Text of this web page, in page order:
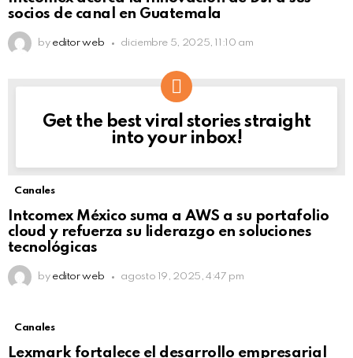
socios de canal en Guatemala
by editor web diciembre 5, 2025, 11:10 am
NEWSLETTER
Get the best viral stories straight
into your inbox!
Canales
Intcomex México suma a AWS a su portafolio
cloud y refuerza su liderazgo en soluciones
tecnológicas
by editor web agosto 19, 2025, 4:47 pm
Canales
Lexmark fortalece el desarrollo empresarial